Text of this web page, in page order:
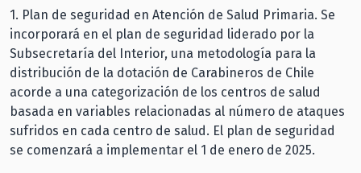
1.⁠ ⁠Plan de seguridad en Atención de Salud Primaria. Se
incorporará en el plan de seguridad liderado por la
Subsecretaría del Interior, una metodología para la
distribución de la dotación de Carabineros de Chile
acorde a una categorización de los centros de salud
basada en variables relacionadas al número de ataques
sufridos en cada centro de salud. El plan de seguridad
se comenzará a implementar el 1 de enero de 2025.